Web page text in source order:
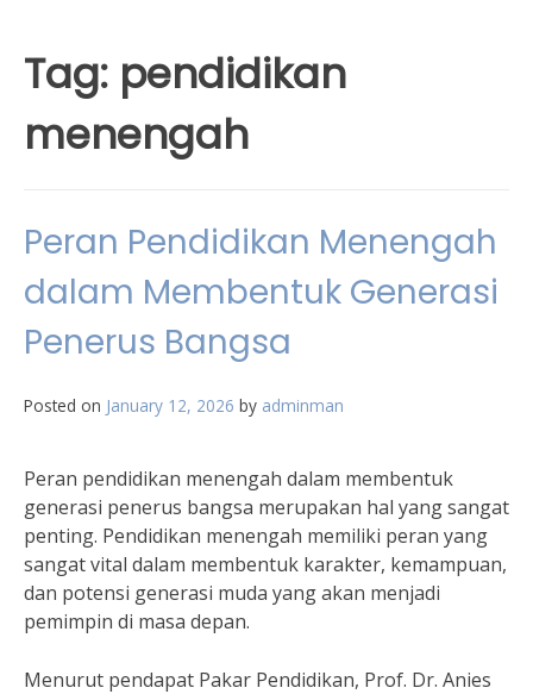
Tag: pendidikan
menengah
Peran Pendidikan Menengah
dalam Membentuk Generasi
Penerus Bangsa
Posted on January 12, 2026 by adminman
Peran pendidikan menengah dalam membentuk
generasi penerus bangsa merupakan hal yang sangat
penting. Pendidikan menengah memiliki peran yang
sangat vital dalam membentuk karakter, kemampuan,
dan potensi generasi muda yang akan menjadi
pemimpin di masa depan.
Menurut pendapat Pakar Pendidikan, Prof. Dr. Anies